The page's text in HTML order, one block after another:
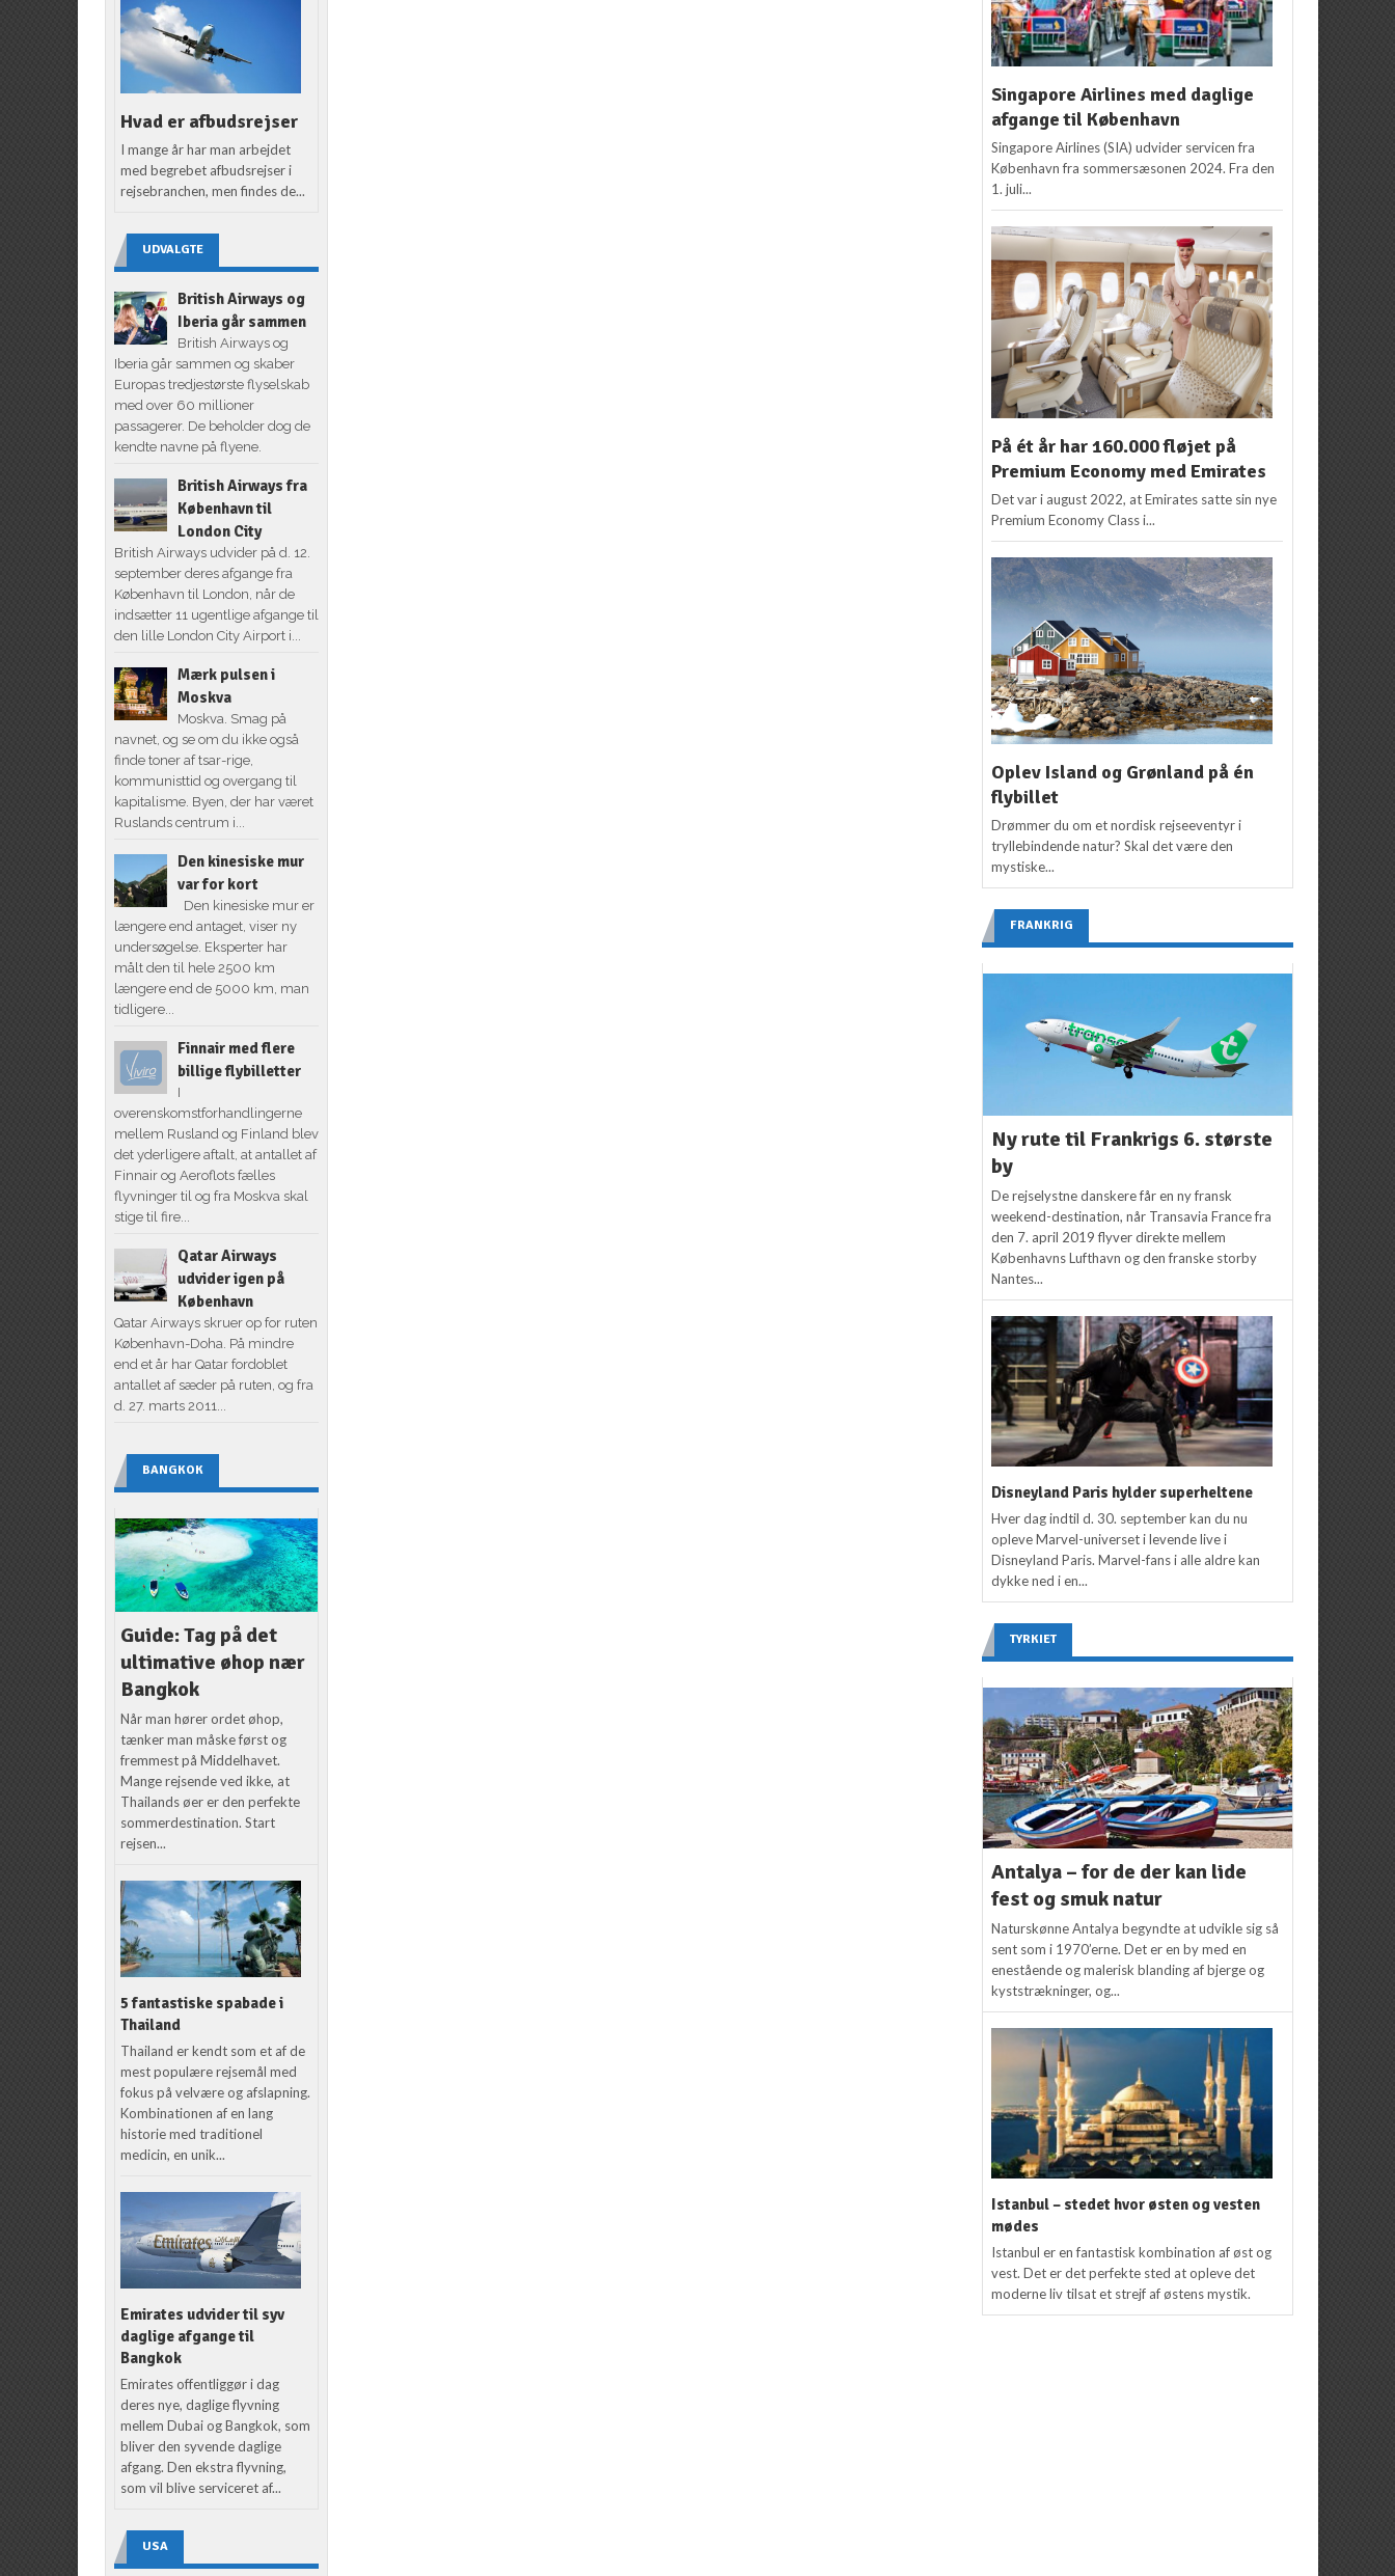
Hvad er afbudsrejser
I mange år har man arbejdet
med begrebet afbudsrejser i
rejsebranchen, men findes de...
UDVALGTE
British Airways og
Iberia går sammen
British Airways og
Iberia går sammen og skaber
Europas tredjestørste flyselskab
med over 60 millioner
passagerer. De beholder dog de
kendte navne på flyene.
British Airways fra
København til
London City
British Airways udvider på d. 12.
september deres afgange fra
København til London, når de
indsætter 11 ugentlige afgange til
den lille London City Airport i...
Mærk pulsen i
Moskva
Moskva. Smag på
navnet, og se om du ikke også
finde toner af tsar-rige,
kommunisttid og overgang til
kapitalisme. Byen, der har været
Ruslands centrum i...
Den kinesiske mur
var for kort
Den kinesiske mur er
længere end antaget, viser ny
undersøgelse. Eksperter har
målt den til hele 2500 km
længere end de 5000 km, man
tidligere...
Finnair med flere
billige flybilletter
I
overenskomstforhandlingerne
mellem Rusland og Finland blev
det yderligere aftalt, at antallet af
Finnair og Aeroflots fælles
flyvninger til og fra Moskva skal
stige til fire...
Qatar Airways
udvider igen på
København
Qatar Airways skruer op for ruten
København-Doha. På mindre
end et år har Qatar fordoblet
antallet af sæder på ruten, og fra
d. 27. marts 2011...
BANGKOK
Guide: Tag på det
ultimative øhop nær
Bangkok
Når man hører ordet øhop,
tænker man måske først og
fremmest på Middelhavet.
Mange rejsende ved ikke, at
Thailands øer er den perfekte
sommerdestination. Start
rejsen...
5 fantastiske spabade i
Thailand
Thailand er kendt som et af de
mest populære rejsemål med
fokus på velvære og afslapning.
Kombinationen af en lang
historie med traditionel
medicin, en unik...
Emirates udvider til syv
daglige afgange til
Bangkok
Emirates offentliggør i dag
deres nye, daglige flyvning
mellem Dubai og Bangkok, som
bliver den syvende daglige
afgang. Den ekstra flyvning,
som vil blive serviceret af...
USA
Singapore Airlines med daglige
afgange til København
Singapore Airlines (SIA) udvider servicen fra
København fra sommersæsonen 2024. Fra den
1. juli...
På ét år har 160.000 fløjet på
Premium Economy med Emirates
Det var i august 2022, at Emirates satte sin nye
Premium Economy Class i...
Oplev Island og Grønland på én
flybillet
Drømmer du om et nordisk rejseeventyr i
tryllebindende natur? Skal det være den
mystiske...
FRANKRIG
Ny rute til Frankrigs 6. største
by
De rejselystne danskere får en ny fransk
weekend-destination, når Transavia France fra
den 7. april 2019 flyver direkte mellem
Københavns Lufthavn og den franske storby
Nantes...
Disneyland Paris hylder superheltene
Hver dag indtil d. 30. september kan du nu
opleve Marvel-universet i levende live i
Disneyland Paris. Marvel-fans i alle aldre kan
dykke ned i en...
TYRKIET
Antalya – for de der kan lide
fest og smuk natur
Naturskønne Antalya begyndte at udvikle sig så
sent som i 1970’erne. Det er en by med en
enestående og malerisk blanding af bjerge og
kyststrækninger, og...
Istanbul – stedet hvor østen og vesten
mødes
Istanbul er en fantastisk kombination af øst og
vest. Det er det perfekte sted at opleve det
moderne liv tilsat et strejf af østens mystik.